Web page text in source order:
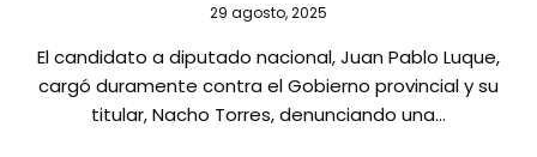
29 agosto, 2025
El candidato a diputado nacional, Juan Pablo Luque,
cargó duramente contra el Gobierno provincial y su
titular, Nacho Torres, denunciando una…